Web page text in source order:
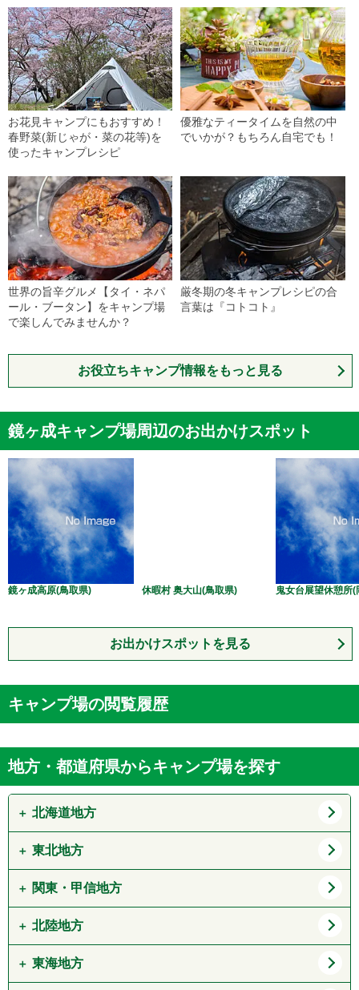
お花見キャンプにもおすすめ！
春野菜(新じゃが・菜の花等)を
使ったキャンプレシピ
優雅なティータイムを自然の中
でいかが？もちろん自宅でも！
世界の旨辛グルメ【タイ・ネパ
ール・ブータン】をキャンプ場
で楽しんでみませんか？
厳冬期の冬キャンプレシピの合
言葉は『コトコト』
お役立ちキャンプ情報をもっと見る
鏡ヶ成キャンプ場周辺のお出かけスポット
鏡ヶ成高原(鳥取県) 休暇村 奥大山(鳥取県) 鬼女台展望休憩所(
お出かけスポットを見る
キャンプ場の閲覧履歴
地方・都道府県からキャンプ場を探す
北海道地方
道北
道央
東北地方
青森県
宮城県
山形県
関東・甲信地方
東京都
埼玉県
北陸地方
新潟県東海地方